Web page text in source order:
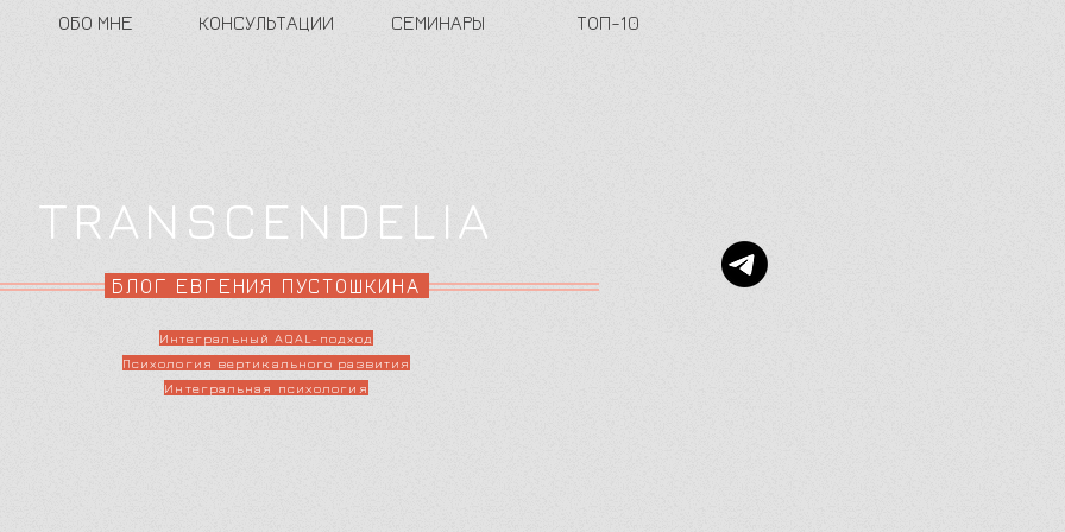
ОБО МНЕ КОНСУЛЬТАЦИИ СЕМИНАРЫ ТОП-10
TRANSCENDELIA
БЛОГ ЕВГЕНИЯ ПУСТОШКИНА
Интегральный AQAL-подход
Психология вертикального развития
Интегральная психология